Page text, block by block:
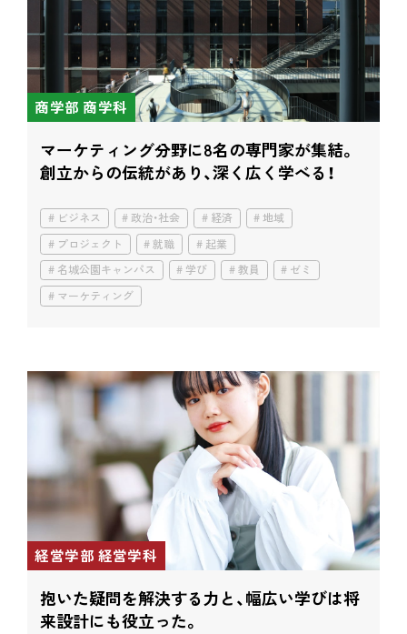
商学部 商学科
マーケティング分野に8名の専門家が集結。
創立からの伝統があり、深く広く学べる！
ビジネス 政治・社会 経済
地域
プロジェクト
就職
起業
名城公園キャンパス
学び 教員
ゼミ
マーケティング
経営学部 経営学科
抱いた疑問を解決する力と、幅広い学びは将
来設計にも役立った。